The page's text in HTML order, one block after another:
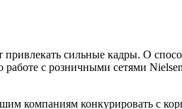
сильные кадры. О
работе с розничными сетями